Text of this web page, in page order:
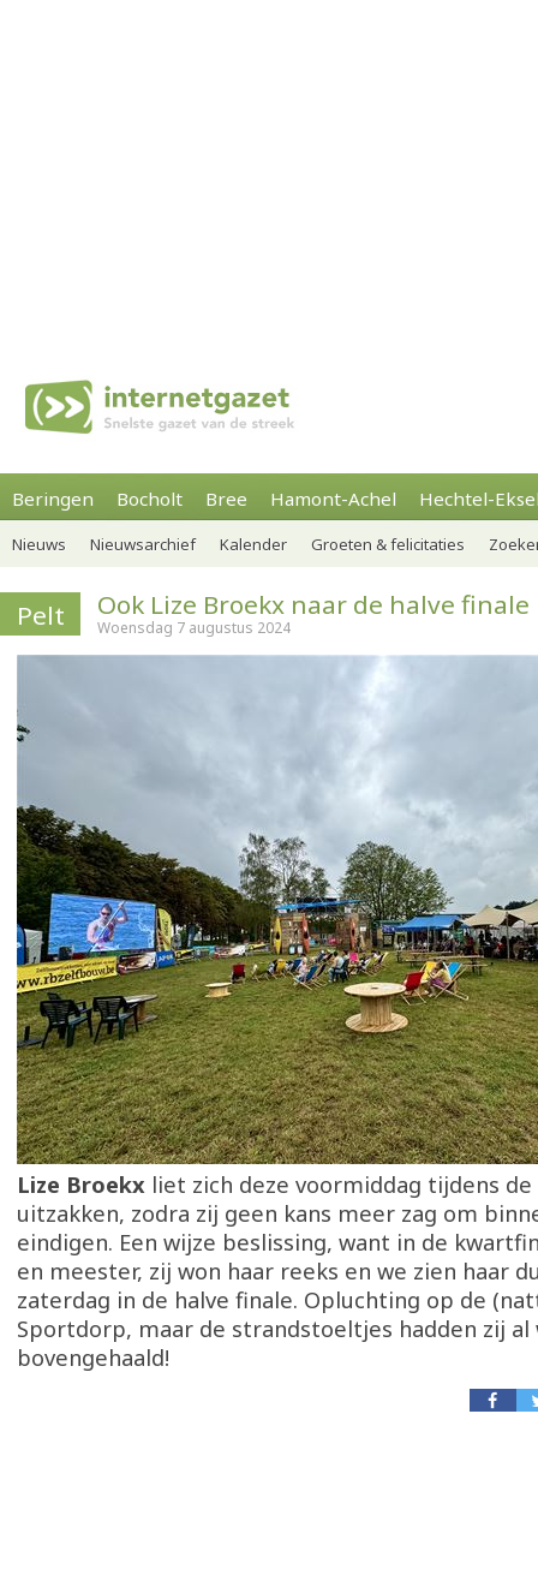
Beringen Bocholt Bree Hamont-Achel Hechtel-
Nieuws Nieuwsarchief Kalender Groeten & felicitaties
Pelt Ook Lize Broekx naar de halve finale
Woensdag 7 augustus 2024
Lize Broekx liet zich deze voormiddag tijdens
uitzakken, zodra zij geen kans meer zag om
eindigen. Een wijze beslissing, want in de
en meester, zij won haar reeks en we zien haar
zaterdag in de halve finale. Opluchting op de
Sportdorp, maar de strandstoeltjes hadden zij al
bovengehaald!